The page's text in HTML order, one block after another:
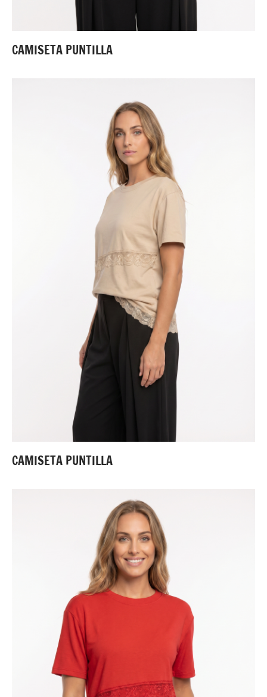
CAMISETA PUNTILLA
CAMISETA PUNTILLA